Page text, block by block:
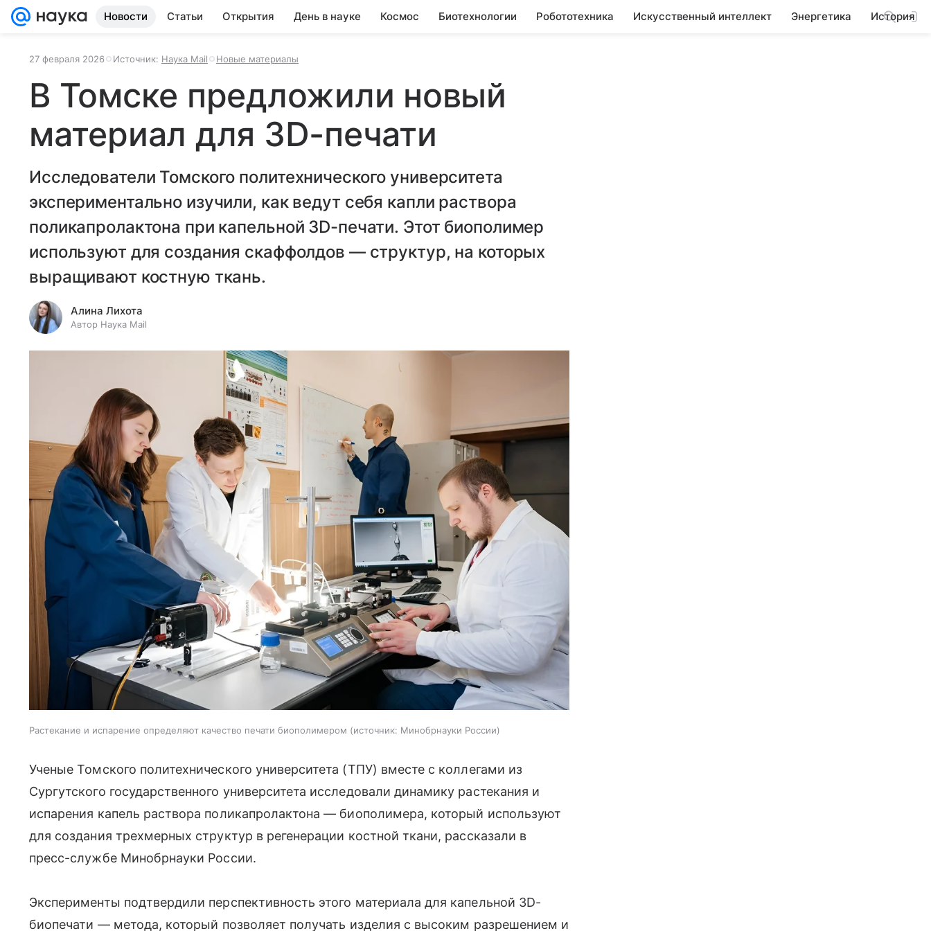
Новости Статьи Открытия День в науке Космос Биотехнологии Робототехника Искусственный интеллект Энергетика История
27 февраля 2026 Источник: Наука Mail Новые материалы
В Томске предложили новый
материал для 3D-печати
Исследователи Томского политехнического университета
экспериментально изучили, как ведут себя капли раствора
поликапролактона при капельной 3D-печати. Этот биополимер
используют для создания скаффолдов — структур, на которых
выращивают костную ткань.
Алина Лихота
Автор Наука Mail
Растекание и испарение определяют качество печати биополимером источник: Минобрнауки России
Ученые Томского политехнического университета (ТПУ) вместе с коллегами из
Сургутского государственного университета исследовали динамику растекания и
испарения капель раствора поликапролактона — биополимера, который используют
для создания трехмерных структур в регенерации костной ткани, рассказали в
пресс-службе Минобрнауки России.
Эксперименты подтвердили перспективность этого материала для капельной 3D-
биопечати — метода, который позволяет получать изделия с высоким разрешением и